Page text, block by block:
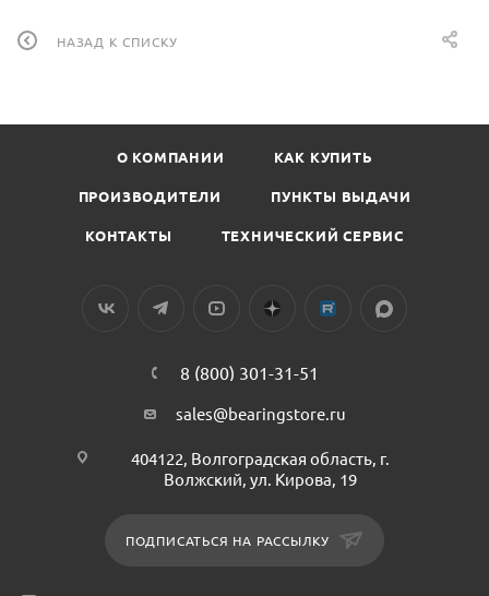
НАЗАД К СПИСКУ
О КОМПАНИИ КАК КУПИТЬ
ПРОИЗВОДИТЕЛИ ПУНКТЫ ВЫДАЧИ
КОНТАКТЫ ТЕХНИЧЕСКИЙ СЕРВИС
8 (800) 301-31-51
sales@bearingstore.ru
404122, Волгоградская область, г.
Волжский, ул. Кирова, 19
ПОДПИСАТЬСЯ НА РАССЫЛКУ